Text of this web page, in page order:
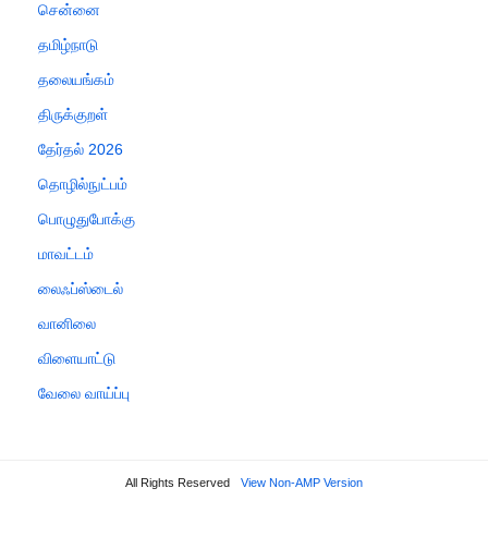
சென்னை
தமிழ்நாடு
தலையங்கம்
திருக்குறள்
தேர்தல் 2026
தொழில்நுட்பம்
பொழுதுபோக்கு
மாவட்டம்
லைஃப்ஸ்டைல்
வானிலை
விளையாட்டு
வேலை வாய்ப்பு
All Rights Reserved View Non-AMP Version